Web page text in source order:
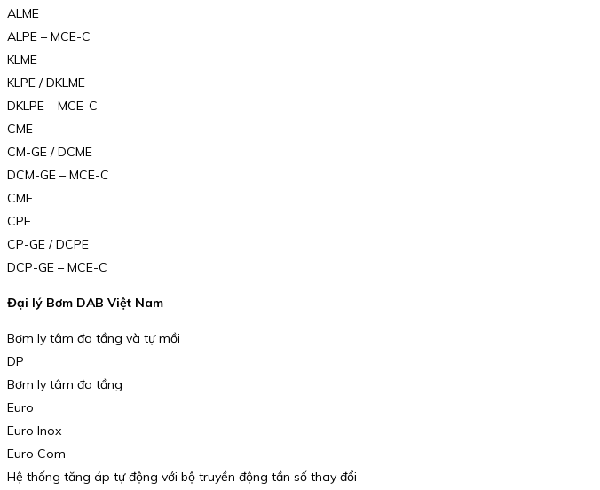
ALME
ALPE – MCE-C
KLME
KLPE / DKLME
DKLPE – MCE-C
CME
CM-GE / DCME
DCM-GE – MCE-C
CME
CPE
CP-GE / DCPE
DCP-GE – MCE-C
Đại lý Bơm DAB Việt Nam
Bơm ly tâm đa tầng và tự mồi
DP
Bơm ly tâm đa tầng
Euro
Euro Inox
Euro Com
Hệ thống tăng áp tự động với bộ truyền động tần số thay đổi